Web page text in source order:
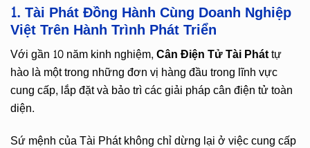
1. Tài Phát Đồng Hành Cùng Doanh Nghiệp
Việt Trên Hành Trình Phát Triển
Với gần 10 năm kinh nghiệm,Cân Điện Tử Tài Pháttự
hào là một trong những đơn vị hàng đầu trong lĩnh vực
cung cấp, lắp đặt và bảo trì các giải pháp cân điện tử toàn
diện.
Sứ mệnh của Tài Phát không chỉ dừng lại ở việc cung cấp